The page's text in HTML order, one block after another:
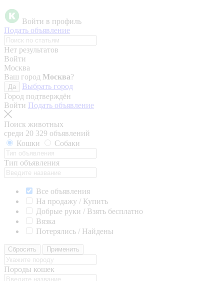
Войти в профиль
Подать объявление
Нет результатов
Войти
Москва
Ваш город Москва?
Да
Выбрать город
Город подтверждён
Войти Подать объявление
Поиск животных
среди 20 329 объявлений
Кошки
Собаки
Тип объявления
Все объявления
На продажу / Купить
Добрые руки / Взять бесплатно
Вязка
Потерялись / Найдены
Сбросить Применить
Породы кошек